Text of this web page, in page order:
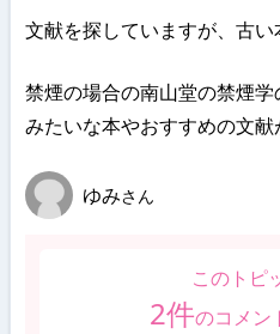
文献を探していますが、古
禁煙の場合の南山堂の禁煙学
みたいな本やおすすめの文献
ゆみさん
このトピ
2件のコメン